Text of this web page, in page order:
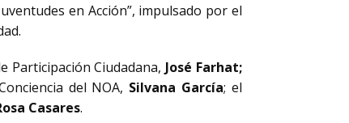
en Acción”, impulsado por el
Participación Ciudadana, José Farhat;
del NOA, Silvana García; el
Casares.